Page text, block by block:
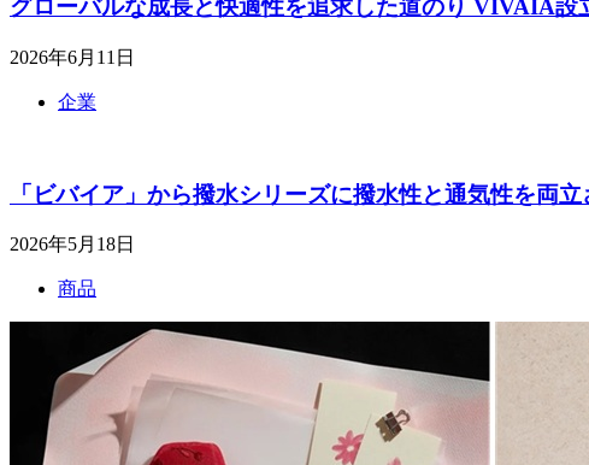
グローバルな成長と快適性を追求した道のり VIVAIA設
2026年6月11日
企業
「ビバイア」から撥水シリーズに撥水性と通気性を両
2026年5月18日
商品